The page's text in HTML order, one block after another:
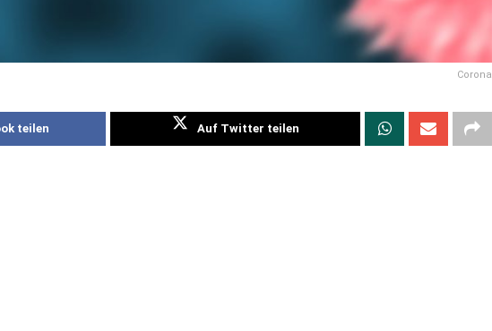
Corona
teilen Auf Twitter teilen